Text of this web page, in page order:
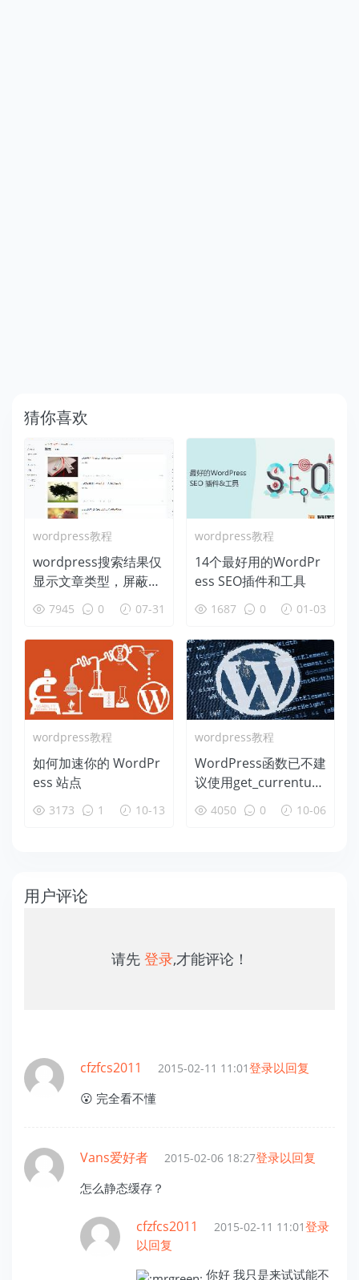
猜你喜欢
wordpress教程
wordpress搜索结果仅
显示文章类型，屏蔽页
面、附件页、版本等
7945 0 07-31
wordpress教程
14个最好用的WordPr
ess SEO插件和工具
1687 0 01-03
wordpress教程
如何加速你的 WordPr
ess 站点
3173 1 10-13
wordpress教程
WordPress函数已不建
议使用get_currentuse
rinfo，请换用wp_get_
current_user()解决办
4050 0 10-06
用户评论
请先 登录,才能评论！
cfzfcs2011 2015-02-11 11:01登录以回复
😮 完全看不懂
Vans爱好者 2015-02-06 18:27登录以回复
怎么静态缓存？
cfzfcs2011 2015-02-11 11:01登录
以回复
你好 我只是来试试能不